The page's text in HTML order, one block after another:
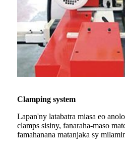
Clamping system
Lapan'ny latabatra miasa eo
clamps sisiny, fanaraha-maso
famahanana matanjaka sy